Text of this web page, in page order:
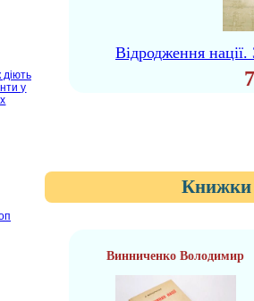
діють
у
Відродження нації.
Книжки
Винниченко Володимир